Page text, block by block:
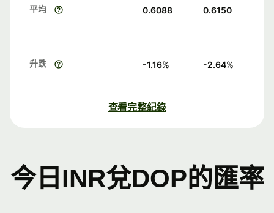
平均 0.6088 0.6150
升跌 -1.16% -2.64%
查看完整紀錄
今日INR兌DOP的匯率